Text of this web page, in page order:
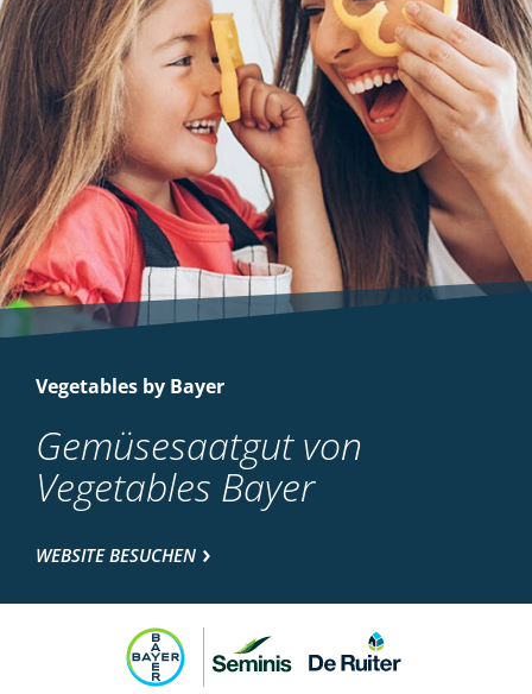
Vegetables by Bayer
Gemüsesaatgut von
Vegetables Bayer
WEBSITE BESUCHEN